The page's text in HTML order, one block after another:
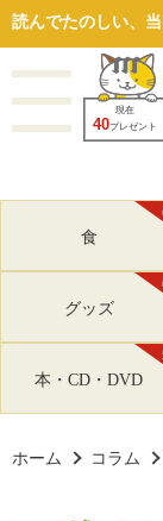
読んでたのしい、当
現在
40プレゼント
食
グッズ
本・CD・DVD
ホーム コラム